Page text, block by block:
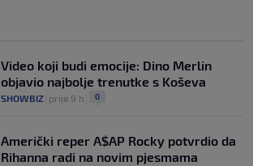
Video koji budi emocije: Dino Merlin
objavio najbolje trenutke s Koševa
SHOWBIZ prije 9 h 0
Američki reper A$AP Rocky potvrdio da
Rihanna radi na novim pjesmama